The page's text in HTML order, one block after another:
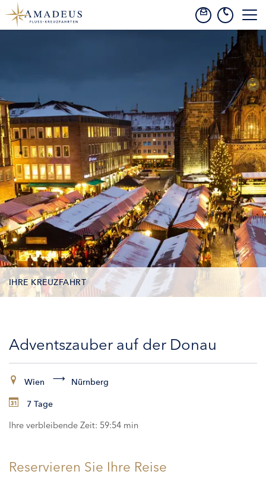
IHRE KREUZFAHRT
KABINEN
Adventszauber auf der Donau
Wien Nürnberg
7 Tage
Ihre verbleibende Zeit: 59:54 min
Reservieren Sie Ihre Reise